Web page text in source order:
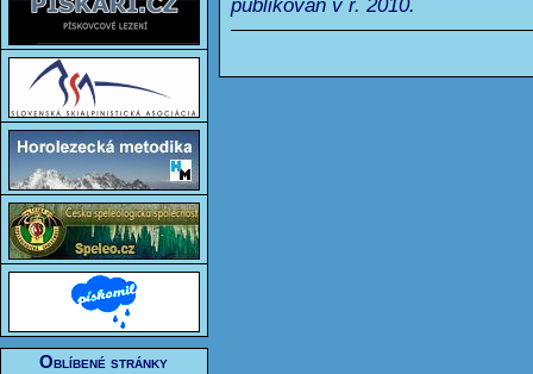
Oblíbené stránky
publikován v r. 2010.